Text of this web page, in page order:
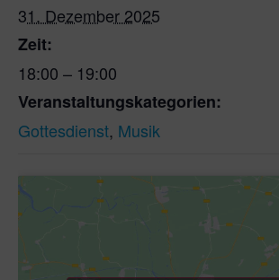
31. Dezember 2025
Zeit:
18:00 – 19:00
Veranstaltungskategorien:
Gottesdienst, Musik